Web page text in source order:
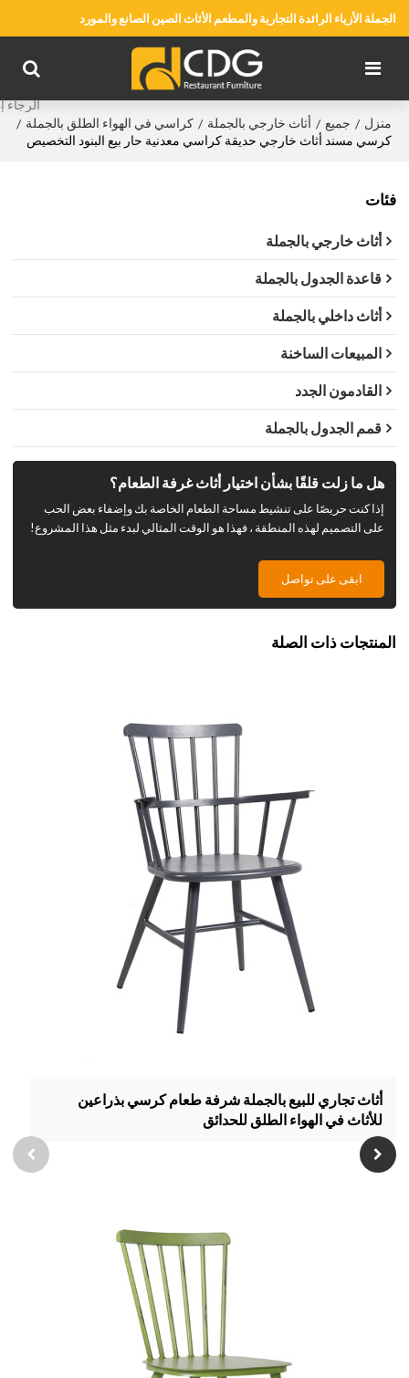
الجملة الأزياء الرائدة التجارية والمطعم الأثاث الصين الصانع والمورد
منزل / جميع / أثاث خارجي بالجملة / كراسي في الهواء الطلق بالجملة /
كرسي مسند أثاث خارجي حديقة كراسي معدنية حار بيع البنود التخصيص
فئات
أثاث خارجي بالجملة
قاعدة الجدول بالجملة
أثاث داخلي بالجملة
المبيعات الساخنة
القادمون الجدد
قمم الجدول بالجملة
هل ما زلت قلقًا بشأن اختيار أثاث غرفة الطعام؟
إذا كنت حريصًا على تنشيط مساحة الطعام الخاصة بك وإضفاء بعض الحب
على التصميم لهذه المنطقة ، فهذا هو الوقت المثالي لبدء مثل هذا المشروع!
ابقى على تواصل
المنتجات ذات الصلة
أثاث تجاري للبيع بالجملة شرفة طعام كرسي بذراعين
للأثاث في الهواء الطلق للحدائق